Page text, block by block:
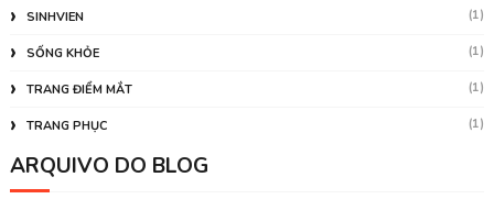
SINHVIEN (1)
SỐNG KHỎE (1)
TRANG ĐIỂM MẮT (1)
TRANG PHỤC (1)
ARQUIVO DO BLOG